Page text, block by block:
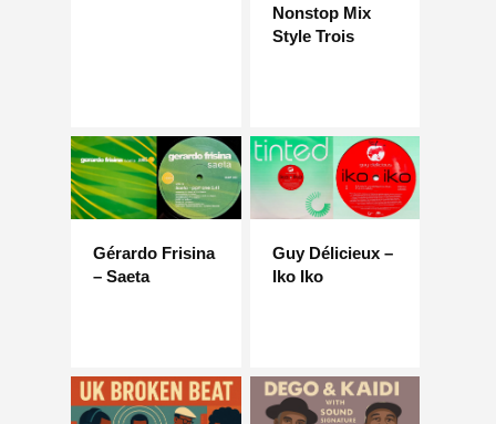
Nonstop Mix
Style Trois
Gérardo Frisina
– Saeta
Guy Délicieux –
Iko Iko